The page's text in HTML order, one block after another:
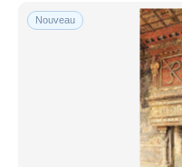
Nouveau